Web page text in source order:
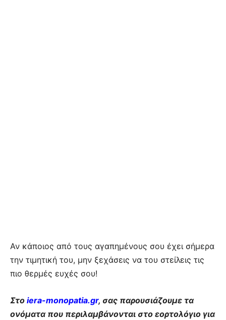
Αν κάποιος από τους αγαπημένους σου έχει σήμερα
την τιμητική του, μην ξεχάσεις να του στείλεις τις
πιο θερμές ευχές σου!
Στο iera-monopatia.gr, σας παρουσιάζουμε τα
ονόματα που περιλαμβάνονται στο εορτολόγιο για